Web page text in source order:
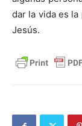
dar la vida es
Jesús.